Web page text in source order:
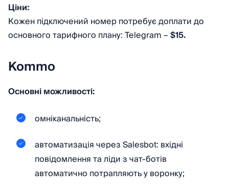
Ціни:
Кожен підключений номер потребує доплати до
основного тарифного плану: Telegram –$15.
Kommo
Основні можливості:
омніканальність;
автоматизація через Salesbot: вхідні
повідомлення та ліди з чат-ботів
автоматично потрапляють у воронку;